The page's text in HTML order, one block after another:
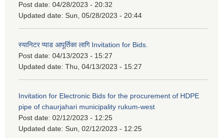
Post date: 04/28/2023 - 20:32
Updated date: Sun, 05/28/2023 - 20:44
स्यानिटर प्याड आपूर्तिका लागि Invitation for Bids.
Post date: 04/13/2023 - 15:27
Updated date: Thu, 04/13/2023 - 15:27
Invitation for Electronic Bids for the procurement of HDPE
pipe of chaurjahari municipality rukum-west
Post date: 02/12/2023 - 12:25
Updated date: Sun, 02/12/2023 - 12:25